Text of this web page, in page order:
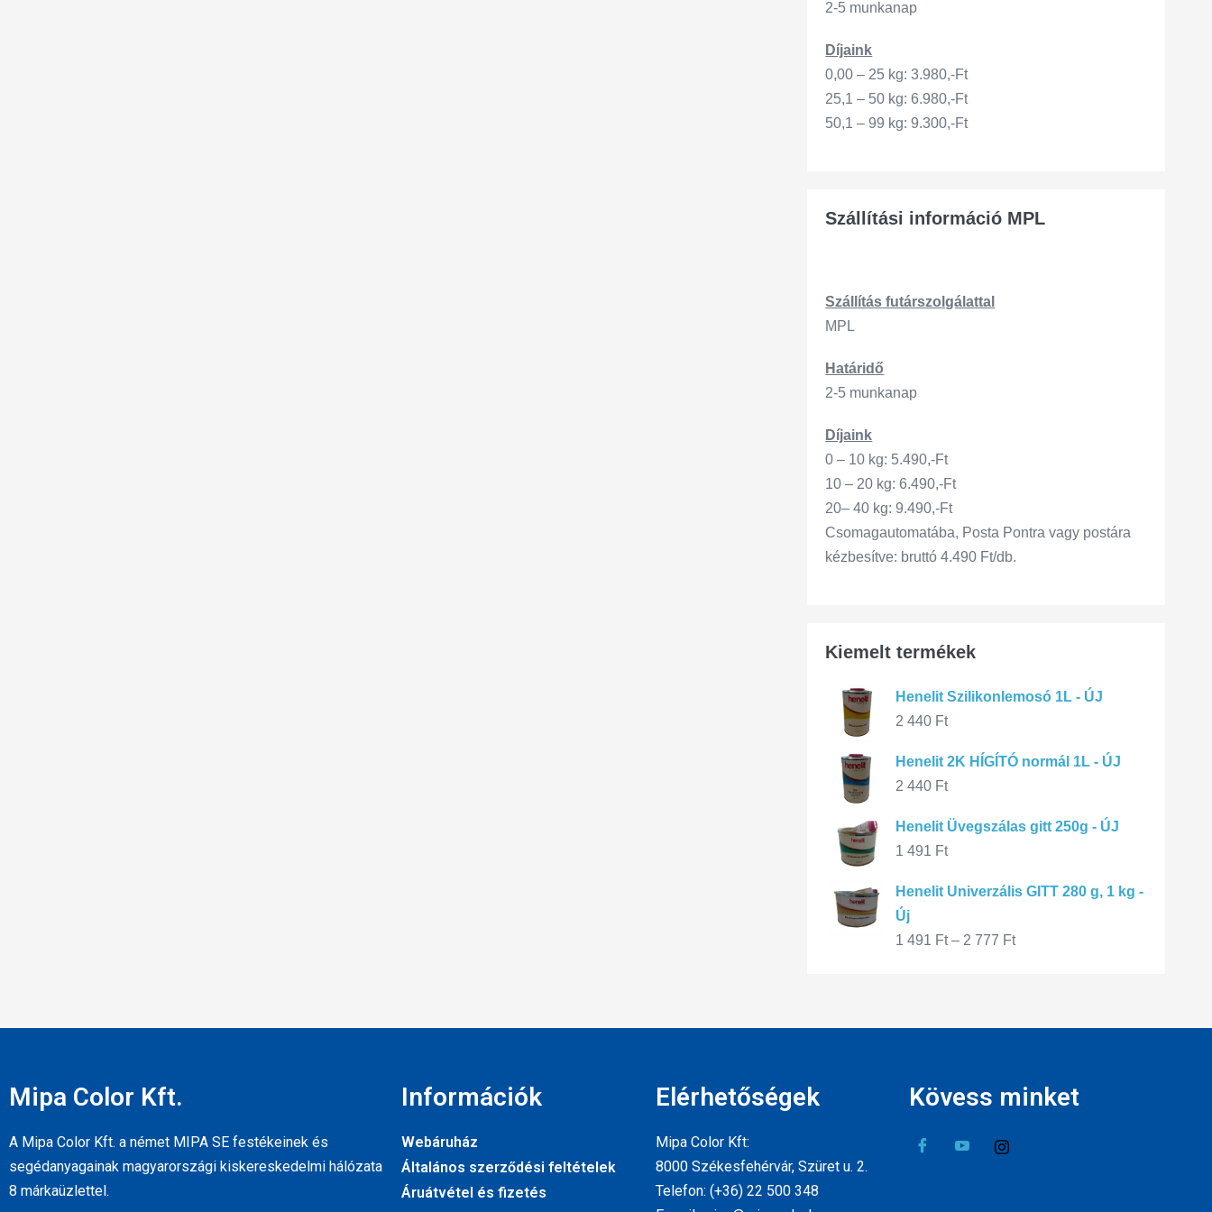
2-5 munkanap
Díjaink
0,00 – 25 kg: 3.980,-Ft
25,1 – 50 kg: 6.980,-Ft
50,1 – 99 kg: 9.300,-Ft
Szállítási információ MPL
Szállítás futárszo lgálattal
MPL
Határidő
2-5 munkanap
Díjaink
0 – 10 kg: 5.490,-Ft
10 – 20 kg: 6.490,-Ft
20– 40 kg: 9.490,-Ft
Csomagautomatába, Posta Pontra vagy postára
kézbesítve: bruttó 4.490 Ft/db.
Kiemelt termékek
Henelit Szilikonlemosó 1L - ÚJ
2 440 Ft
Henelit 2K HÍGÍTÓ normál 1L - ÚJ
2 440 Ft
Henelit Üvegszálas gitt 250g - ÚJ
1 491 Ft
Henelit Univerzális GITT 280 g, 1 kg -
Új
1 491 Ft – 2 777 Ft
Mipa Color Kft.
A Mipa Color Kft. a német MIPA SE festékeinek és
segédanyagainak magyarországi kiskereskedelmi hálózata
8 márkaüzlettel.
Információk
Webáruház
Általános szerződési feltételek
Áruátvétel és fizetés
Elérhetőségek
Mipa Color Kft:
8000 Székesfehérvár, Szüret u. 2.
Telefon: (+36) 22 500 348
Kövess minket